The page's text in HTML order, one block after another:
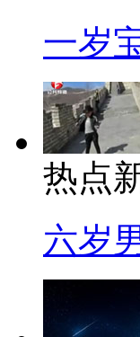
一岁
热点
六岁